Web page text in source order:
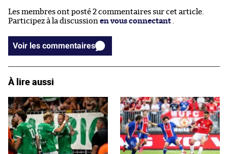
Les membres ont posté 2 commentaires sur cet article.
Participez à la discussion en vous connectant .
Voir les commentaires
À lire aussi